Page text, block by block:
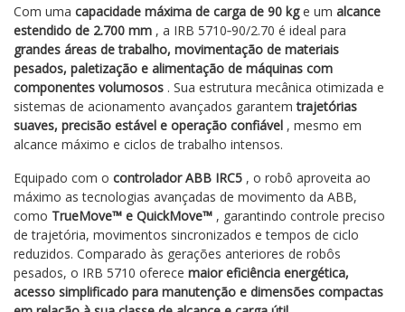
Com uma capacidade máxima de carga de 90 kge um alcance
estendido de 2.700 mm , a IRB 5710‑90/2.70 é ideal para
grandes áreas de trabalho, movimentação de materiais
pesados, paletização e alimentação de máquinas com
componentes volumosos . Sua estrutura mecânica otimizada e
sistemas de acionamento avançados garantemtrajetórias
suaves, precisão estável e operação confiável , mesmo em
alcance máximo e ciclos de trabalho intensos.
Equipado com o controlador ABB IRC5 , o robô aproveita ao
máximo as tecnologias avançadas de movimento da ABB,
como TrueMove™ e QuickMove™ , garantindo controle preciso
de trajetória, movimentos sincronizados e tempos de ciclo
reduzidos. Comparado às gerações anteriores de robôs
pesados, o IRB 5710 oferece maior eficiência energética,
acesso simplificado para manutenção e dimensões compactas